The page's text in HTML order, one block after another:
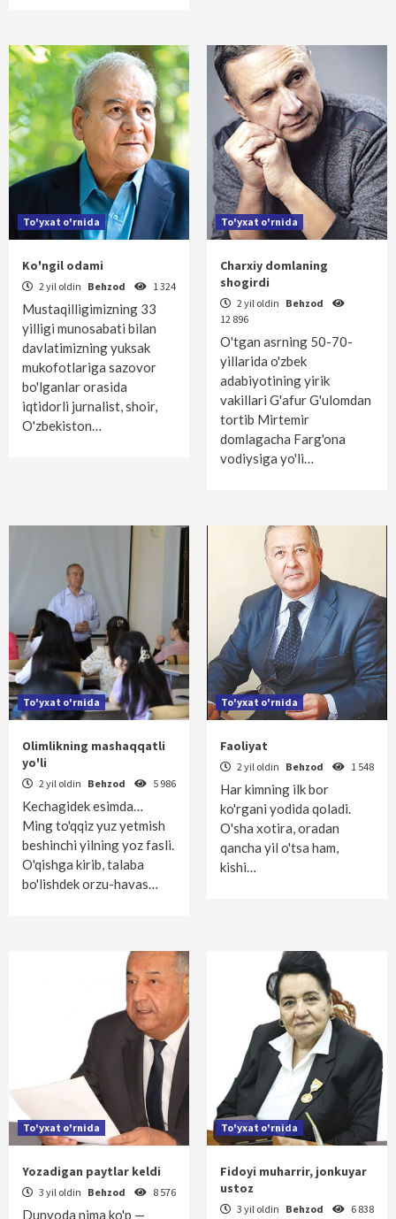
To'yxat o'rnida
Ko'ngil odami
2 yil oldin Behzod 1 324
Mustaqilligimizning 33
yilligi munosabati bilan
davlatimizning yuksak
mukofotlariga sazovor
bo'lganlar orasida
iqtidorli jurnalist, shoir,
O'zbekiston…
To'yxat o'rnida
Charxiy domlaning
shogirdi
2 yil oldin Behzod
12 896
O'tgan asrning 50-70-
yillarida o'zbek
adabiyotining yirik
vakillari G'afur G'ulomdan
tortib Mirtemir
domlagacha Farg'ona
vodiysiga yo'li…
To'yxat o'rnida
Olimlikning mashaqqatli
yo'li
2 yil oldin Behzod 5 986
Kechagidek esimda…
Ming to'qqiz yuz yetmish
beshinchi yilning yoz fasli.
O'qishga kirib, talaba
bo'lishdek orzu-havas…
To'yxat o'rnida
Faoliyat
2 yil oldin Behzod 1 548
Har kimning ilk bor
ko'rgani yodida qoladi.
O'sha xotira, oradan
qancha yil o'tsa ham,
kishi…
To'yxat o'rnida
Yozadigan paytlar keldi
3 yil oldin Behzod 8 576
Dunyoda nima ko'p —
To'yxat o'rnida
Fidoyi muharrir, jonkuyar
ustoz
3 yil oldin Behzod 6 838